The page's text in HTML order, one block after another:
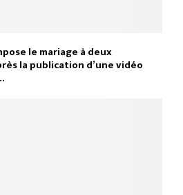
le mariage à deux
la publication d’une vidéo